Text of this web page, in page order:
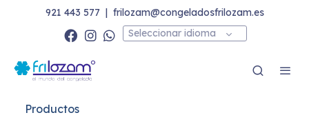
921 443 577 | frilozam@congeladosfrilozam.es
Seleccionar idioma
Productos